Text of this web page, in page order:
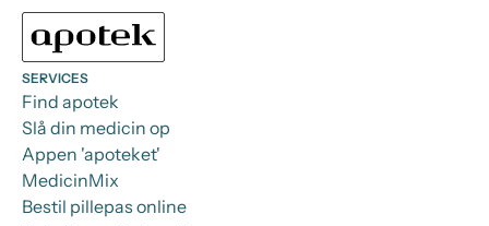
SERVICES
Find apotek
Slå din medicin op
Appen 'apoteket'
MedicinMix
Bestil pillepas online